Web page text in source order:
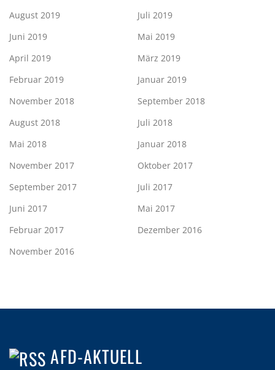
August 2019
Juli 2019
Juni 2019
Mai 2019
April 2019
März 2019
Februar 2019
Januar 2019
November 2018
September 2018
August 2018
Juli 2018
Mai 2018
Januar 2018
November 2017
Oktober 2017
September 2017
Juli 2017
Juni 2017
Mai 2017
Februar 2017
Dezember 2016
November 2016
AFD-AKTUELL